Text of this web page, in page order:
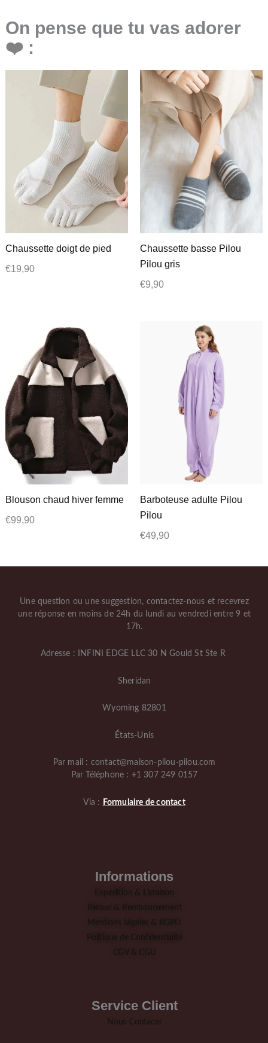
On pense que tu vas adorer
❤️ :
Chaussette doigt de pied
€19,90
Chaussette basse Pilou
Pilou gris
€9,90
Blouson chaud hiver femme
€99,90
Barboteuse adulte Pilou
Pilou
€49,90
Une question ou une suggestion, contactez-nous et recevrez
une réponse en moins de 24h du lundi au vendredi entre 9 et
17h.
Adresse : INFINI EDGE LLC 30 N Gould St Ste R
Sheridan
Wyoming 82801
États-Unis
Par mail : contact@maison-pilou-pilou.com
Par Téléphone : +1 307 249 0157
Via : Formulaire de contact
Informations
Expédition & Livraison
Retour & Remboursement
Mentions Légales & RGPD
Politique de Confidentialité
CGV & CGU
Service Client
Nous-Contacer